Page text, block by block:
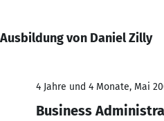
Ausbildung von Daniel Zilly
4 Jahre und 4 Monate, Mai
Business